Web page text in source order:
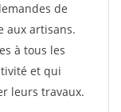
de
aux artisans.
à tous les
et qui
leurs travaux.